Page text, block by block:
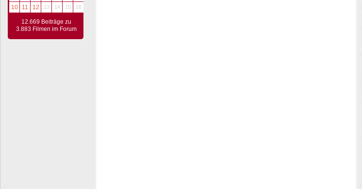
10
11 12 13 14 15 16
12.669 Beiträge zu
3.883 Filmen im Forum